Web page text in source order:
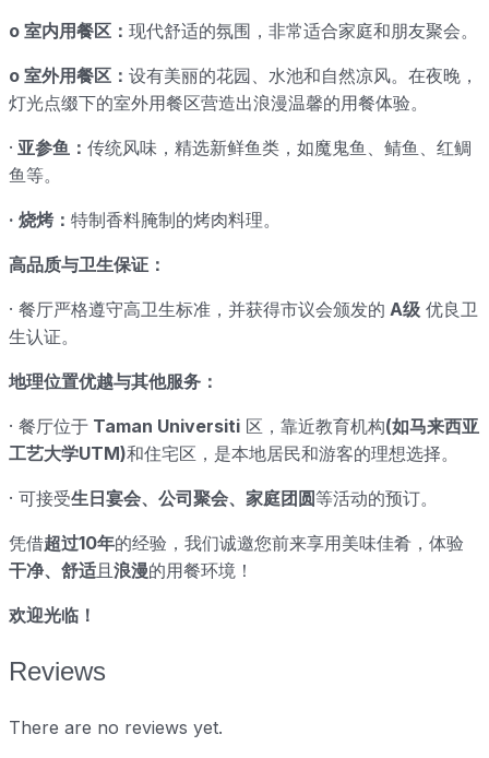
o 室内用餐区： 现代舒适的氛围，非常适合家庭和朋友聚会。
o 室外用餐区： 设有美丽的花园、水池和自然凉风。在夜晚，
灯光点缀下的室外用餐区营造出浪漫温馨的用餐体验。
· 亚参鱼： 传统风味，精选新鲜鱼类，如魔鬼鱼、鲭鱼、红鲷
鱼等。
· 烧烤： 特制香料腌制的烤肉料理。
高品质与卫生保证：
· 餐厅严格遵守高卫生标准，并获得市议会颁发的 A级 优良卫
生认证。
地理位置优越与其他服务：
· 餐厅位于 Taman Universiti 区，靠近教育机构(如马来西亚
工艺大学UTM)和住宅区，是本地居民和游客的理想选择。
· 可接受生日宴会、公司聚会、家庭团圆等活动的预订。
凭借超过10年的经验，我们诚邀您前来享用美味佳肴，体验
干净、舒适且 浪漫的用餐环境！
欢迎光临！
Reviews
There are no reviews yet.